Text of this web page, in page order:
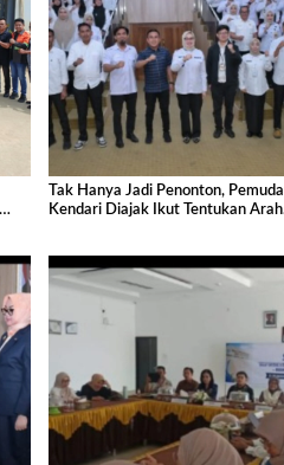
Tak Hanya Jadi Penonton, Pemuda
Kendari Diajak Ikut Tentukan Arah